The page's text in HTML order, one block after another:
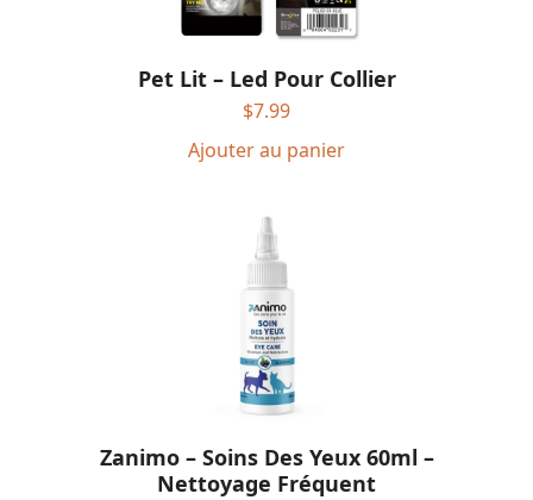
Pet Lit – Led Pour Collier
$7.99
Ajouter au panier
Zanimo – Soins Des Yeux 60ml –
Nettoyage Fréquent